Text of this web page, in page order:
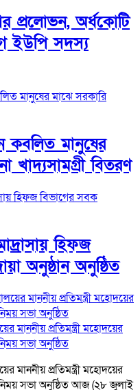
প্রলোভন, অর্ধকোটি
ইউপি সদস্য
কবলিত মানুষের
বিতরণ
হিফজ
অনুষ্ঠান অনুষ্ঠিত
মাননীয় প্রতিমন্ত্রী মহোদয়ের
সভা অনুষ্ঠিত
মাননীয় প্রতিমন্ত্রী মহোদয়ের
সভা অনুষ্ঠিত আজ (২৮ জুলাই